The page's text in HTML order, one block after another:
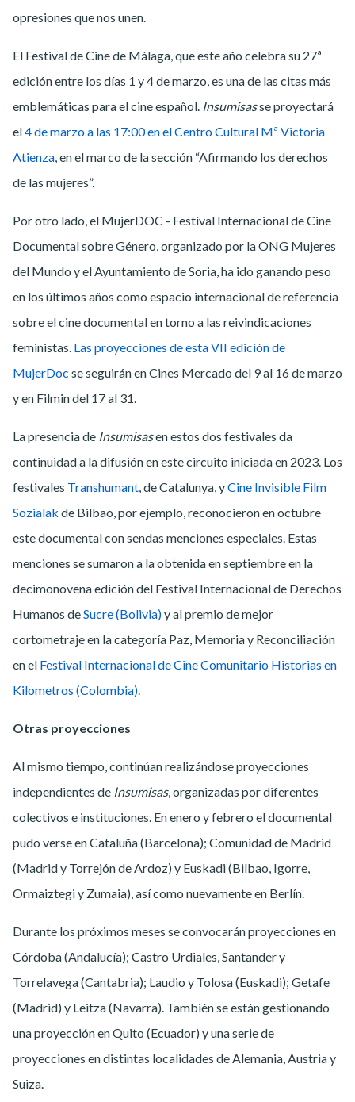
opresiones que nos unen.
El Festival de Cine de Málaga, que este año celebra su 27ª
edición entre los días 1 y 4 de marzo, es una de las citas más
emblemáticas para el cine español. Insumisasse proyectará
el4 de marzo a las 17:00 en el Centro Cultural Mª Victoria
Atienza, en el marco de la sección “Afirmando los derechos
de las mujeres”.
Por otro lado, el MujerDOC - Festival Internacional de Cine
Documental sobre Género, organizado por la ONG Mujeres
del Mundo y el Ayuntamiento de Soria, ha ido ganando peso
en los últimos años como espacio internacional de referencia
sobre el cine documental en torno a las reivindicaciones
feministas. Las proyecciones de esta VII edición de
MujerDoc se seguirán en Cines Mercado del 9 al 16 de marzo
y en Filmin del 17 al 31.
La presencia de Insumisasen estos dos festivales da
continuidad a la difusión en este circuito iniciada en 2023. Los
festivales Transhumant, de Catalunya, yCine Invisible Film
Sozialak de Bilbao, por ejemplo, reconocieron en octubre
este documental con sendas menciones especiales. Estas
menciones se sumaron a la obtenida en septiembre en la
decimonovena edición del Festival Internacional de Derechos
Humanos deSucre (Bolivia)y al premio de mejor
cortometraje en la categoría Paz, Memoria y Reconciliación
en el Festival Internacional de Cine Comunitario Historias en
Kilometros (Colombia).
Otras proyecciones
Al mismo tiempo, continúan realizándose proyecciones
independientes de Insumisas, organizadas por diferentes
colectivos e instituciones. En enero y febrero el documental
pudo verse en Cataluña (Barcelona); Comunidad de Madrid
(Madrid y Torrejón de Ardoz) y Euskadi (Bilbao, Igorre,
Ormaiztegi y Zumaia), así como nuevamente en Berlín.
Durante los próximos meses se convocarán proyecciones en
Córdoba (Andalucía); Castro Urdiales, Santander y
Torrelavega (Cantabria); Laudio y Tolosa (Euskadi); Getafe
(Madrid) y Leitza (Navarra). También se están gestionando
una proyección en Quito (Ecuador) y una serie de
proyecciones en distintas localidades de Alemania, Austria y
Suiza.